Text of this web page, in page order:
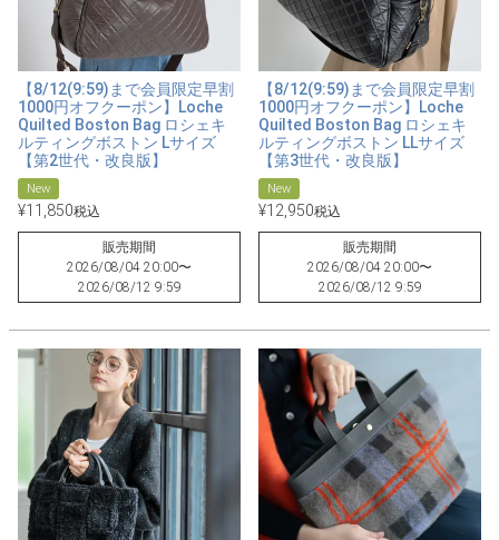
【8/12(9:59)まで会員限定早割
1000円オフクーポン】Loche
Quilted Boston Bag ロシェキ
ルティングボストン Lサイズ
【第2世代・改良版】
New
¥11,850税込
販売期間
2026/08/04 20:00〜
2026/08/12 9:59
【8/12(9:59)まで会員限定早割
1000円オフクーポン】Loche
Quilted Boston Bag ロシェキ
ルティングボストン LLサイズ
【第3世代・改良版】
New
¥12,950税込
販売期間
2026/08/04 20:00〜
2026/08/12 9:59